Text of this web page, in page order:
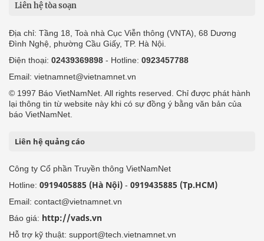
Liên hệ tòa soạn
Địa chỉ: Tầng 18, Toà nhà Cục Viễn thông (VNTA), 68 Dương
Đình Nghệ, phường Cầu Giấy, TP. Hà Nội.
Điện thoại: 02439369898 - Hotline: 0923457788
Email: vietnamnet@vietnamnet.vn
© 1997 Báo VietNamNet. All rights reserved. Chỉ được phát hành
lại thông tin từ website này khi có sự đồng ý bằng văn bản của
báo VietNamNet.
Liên hệ quảng cáo
Công ty Cổ phần Truyền thông VietNamNet
Hotline: 0919405885 (Hà Nội) - 0919435885 (Tp.HCM)
Email: contact@vietnamnet.vn
Báo giá: http://vads.vn
Hỗ trợ kỹ thuật: support@tech.vietnamnet.vn